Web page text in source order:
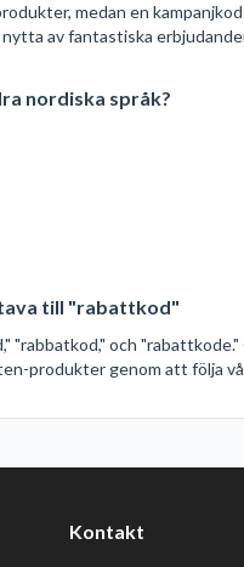
medan en
av fantastiska
nordiska språk?
till "rabattkod"
"rabbatkod," och
produkter genom att följa
Kontakt